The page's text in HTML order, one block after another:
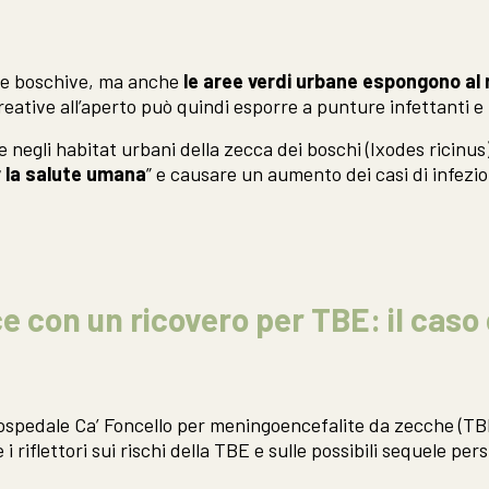
boschive, ma anche le aree verdi urbane espongono
all’aperto può quindi esporre a punture infettanti
negli habitat urbani della zecca dei boschi (Ixodes
salute umana” e causare un aumento dei casi di
con un ricovero per TBE: il
Ca’ Foncello per meningoencefalite da zecche
riflettori sui rischi della TBE e sulle possibili sequele